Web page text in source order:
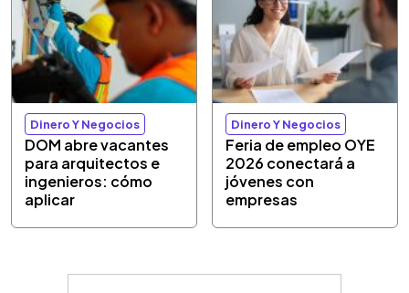
Dinero Y Negocios
DOM abre vacantes
para arquitectos e
ingenieros: cómo
aplicar
Dinero Y Negocios
Feria de empleo OYE
2026 conectará a
jóvenes con
empresas